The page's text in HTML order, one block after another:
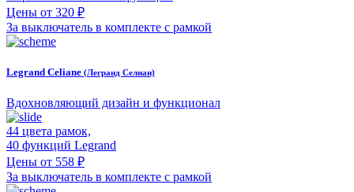
Цены от 320 ₽
За выключатель в комплекте с рамкой
Legrand Celiane (Легранд Селиан)
Вдохновляющий дизайн и функционал
44 цвета рамок,
40 функций Legrand
Цены от 558 ₽
За выключатель в комплекте с рамкой